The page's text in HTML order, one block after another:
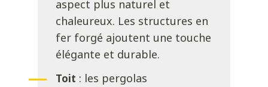
aspect plus naturel et
chaleureux. Les structures en
fer forgé ajoutent une touche
élégante et durable.
Toit : les pergolas